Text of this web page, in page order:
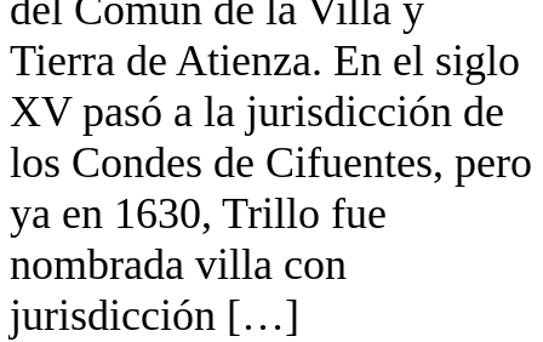
del Común de la Villa y
Tierra de Atienza. En el siglo
XV pasó a la jurisdicción de
los Condes de Cifuentes, pero
ya en 1630, Trillo fue
nombrada villa con
jurisdicción […]